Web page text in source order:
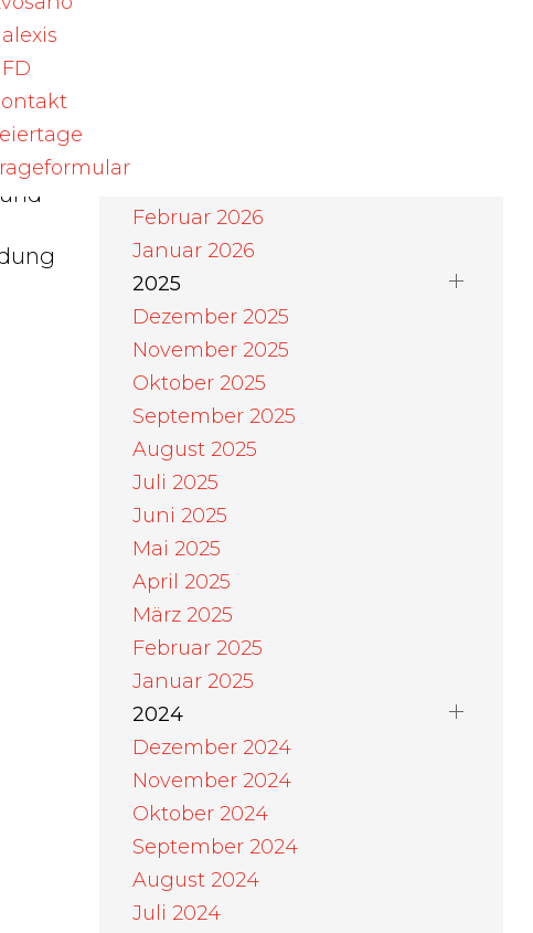
Februar 2026
Januar 2026
2025
Dezember 2025
November 2025
Oktober 2025
September 2025
August 2025
Juli 2025
Juni 2025
Mai 2025
April 2025
März 2025
Februar 2025
Januar 2025
2024
Dezember 2024
November 2024
Oktober 2024
September 2024
August 2024
Juli 2024